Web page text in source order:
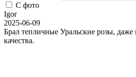
С фото
Igor
2025-06-09
Брал тепличные Уральские розы, даже
качества.